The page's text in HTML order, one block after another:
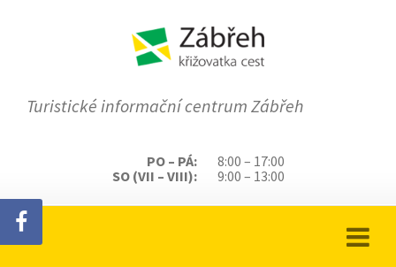
Turistické informační centrum Zábřeh
PO – PÁ:
8:00 – 17:00
SO (VII – VIII):
9:00 – 13:00